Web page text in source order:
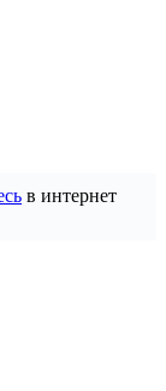
в интернет